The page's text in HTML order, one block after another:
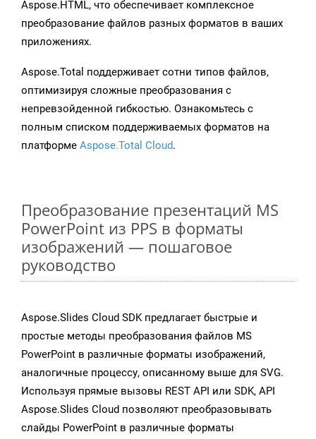
Aspose.HTML, что обеспечивает комплексное
преобразование файлов разных форматов в ваших
приложениях.
Aspose.Total поддерживает сотни типов файлов,
оптимизируя сложные преобразования с
непревзойденной гибкостью. Ознакомьтесь с
полным списком поддерживаемых форматов на
платформе Aspose.Total Cloud.
Преобразование презентаций MS
PowerPoint из PPS в форматы
изображений — пошаговое
руководство
Aspose.Slides Cloud SDK предлагает быстрые и
простые методы преобразования файлов MS
PowerPoint в различные форматы изображений,
аналогичные процессу, описанному выше для SVG.
Используя прямые вызовы REST API или SDK, API
Aspose.Slides Cloud позволяют преобразовывать
слайды PowerPoint в различные форматы